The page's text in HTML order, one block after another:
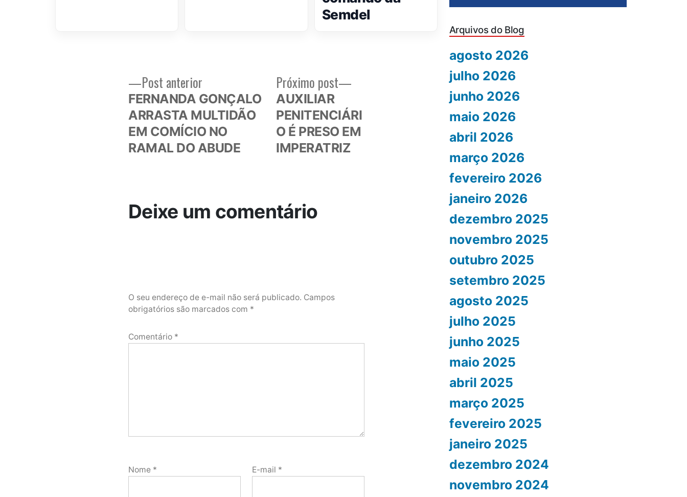
Semdel
Navegação
Post anterior
anterior:
FERNANDA GONÇALO
ARRASTA MULTIDÃO
EM COMÍCIO NO
RAMAL DO ABUDE
Próximo post
AUXILIAR
PENITENCIÁRI
O É PRESO EM
IMPERATRIZ
Deixe um comentário
O seu endereço de e-mail não será publicado. Campos
obrigatórios são marcados com *
Comentário *
Nome * E-mail *
Arquivos do Blog
agosto 2026
julho 2026
junho 2026
maio 2026
abril 2026
março 2026
fevereiro 2026
janeiro 2026
dezembro 2025
novembro 2025
outubro 2025
setembro 2025
agosto 2025
julho 2025
junho 2025
maio 2025
abril 2025
março 2025
fevereiro 2025
janeiro 2025
dezembro 2024
novembro 2024